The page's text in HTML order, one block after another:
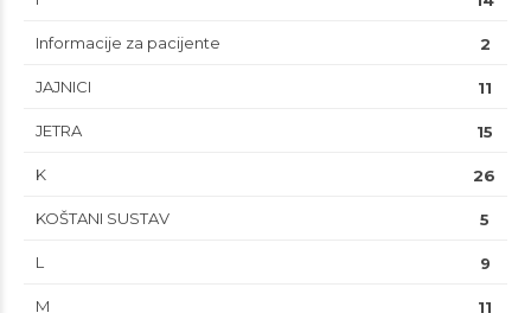
Informacije za pacijente 2
JAJNICI 11
JETRA 15
K 26
KOŠTANI SUSTAV 5
L 9
M 11